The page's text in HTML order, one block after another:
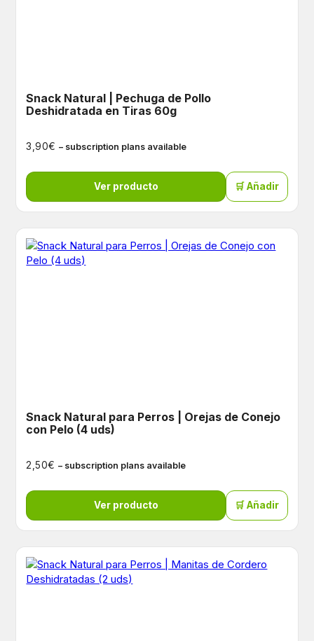
Snack Natural | Pechuga de Pollo
Deshidratada en Tiras 60g
3,90€ – subscription plans available
Ver producto 🛒 Añadir
Snack Natural para Perros | Orejas de Conejo
con Pelo (4 uds)
2,50€ – subscription plans available
Ver producto 🛒 Añadir